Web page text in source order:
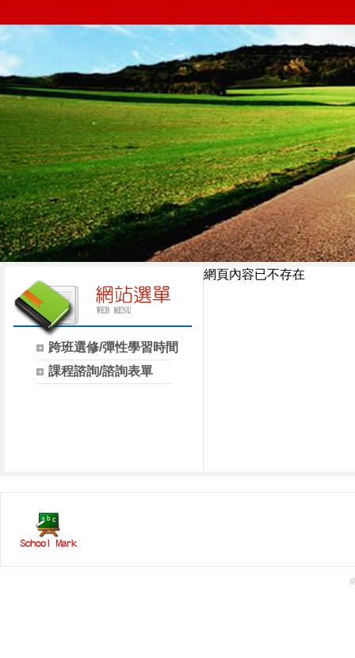
跨班選修/彈性學習時間
課程諮詢/諮詢表單
網頁內容已不存在